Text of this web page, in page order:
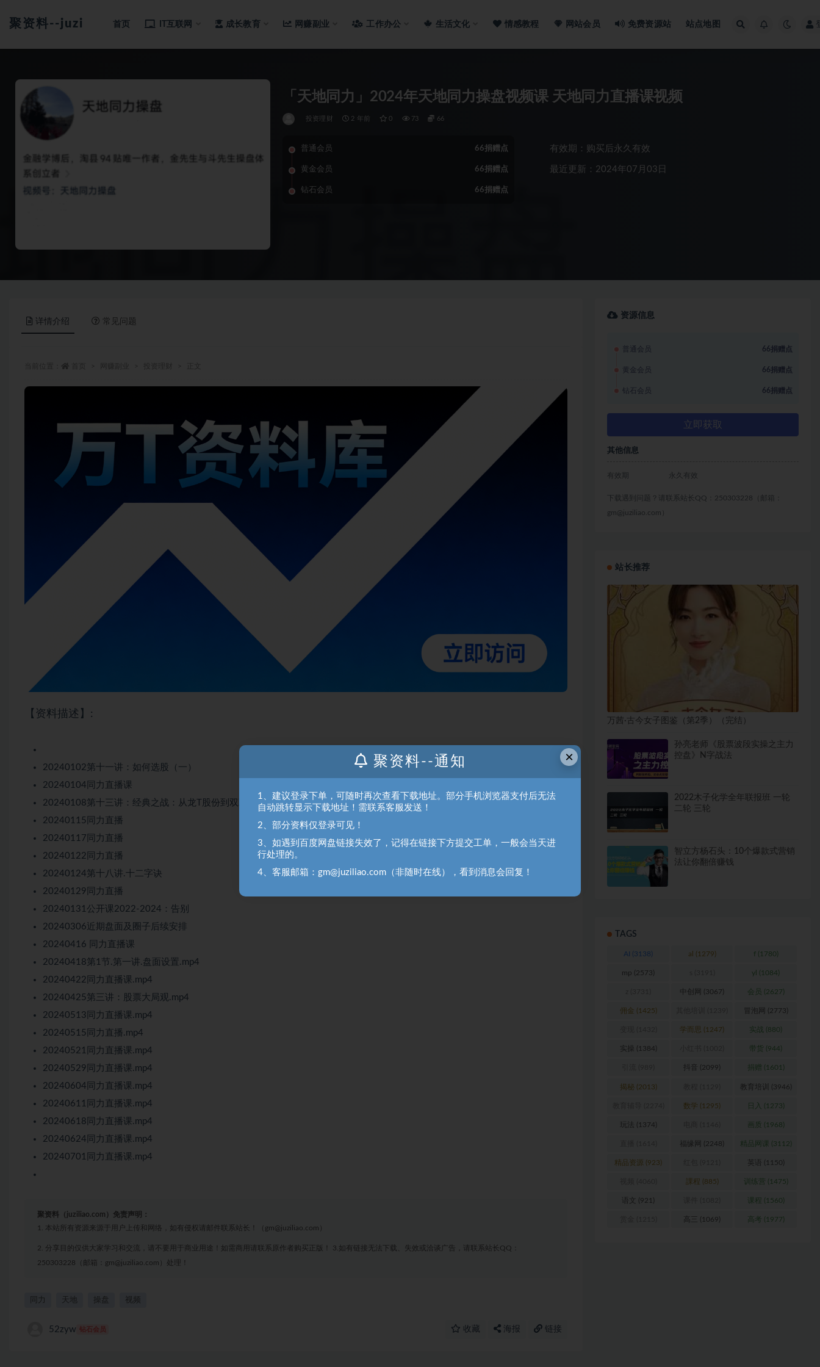
聚资料--juziliao.com--全网资料整合平台
首页 IT互联网 成长教育 网赚副业 工作办公 生活文化 情感教程 网站会员 免费资源站 站点地图
「天地同力」2024年天地同力操盘视频课 天地同力直播课视频
投资理财 2 年前 0 73 66
普通会员 66捐赠点
黄金会员 66捐赠点
钻石会员 66捐赠点
有效期：购买后永久有效
最近更新：2024年07月03日
详情介绍 常见问题
【资料描述】:
20240102第十一讲：如何选股（一）
20240104同力直播课
20240108第十三讲：经典之战：从龙T股份到双X股份
20240115同力直播
20240117同力直播
20240122同力直播
20240124第十八讲.十二字诀
20240129同力直播
20240131公开课2022-2024：告别
20240306近期盘面及圈子后续安排
20240416 同力直播课
20240418第1节.第一讲.盘面设置.mp4
20240422同力直播课.mp4
20240425第三讲：股票大局观.mp4
20240513同力直播课.mp4
20240515同力直播.mp4
20240521同力直播课.mp4
20240529同力直播课.mp4
20240604同力直播课.mp4
20240611同力直播课.mp4
20240618同力直播课.mp4
20240624同力直播课.mp4
20240701同力直播课.mp4
聚资料（juziliao.com）免责声明：
1. 本站所有资源来源于用户上传和网络，如有侵权请邮件联系站长！（gm@juziliao.com）
2. 分享目的仅供大家学习和交流，请不要用于商业用途！如需商用请联系原作者购买正版！ 3.如有链接无法下载、失效或洽谈广告，请联系站长QQ：
250303228（邮箱：gm@juziliao.com）处理！
同力 天地 操盘 视频
52zyw 钻石会员 收藏 海报 链接
资源信息
普通会员 66捐赠点
黄金会员 66捐赠点
钻石会员 66捐赠点
立即获取
其他信息
有效期 永久有效
下载遇到问题？请联系站长QQ：250303228（邮箱：
gm@juziliao.com）
站长推荐
万茜·古今女子图鉴（第2季）（完结）
孙亮老师《股票波段实操之主力
控盘》N字战法
2022木子化学全年联报班 一轮
二轮 三轮
智立方杨石头：10个爆款式营销
法让你翻倍赚钱
TAGS
AI (3138) al (1279) f(1780)
mp (2573) yl (1084)
中创网 (3067) 会员 (2627)
佣金 (1425) 冒泡网 (2773)
学而思 (1247) 实战 (880)
实操 (1384) 带货 (944)
抖音 (2099) (1601)
揭秘(2013) 教育培训 (3946)
数学 (1295) 日入 (1273)
玩法 (1374) 画质 (1968)
福缘网 (2248) 精品网课 (3112)
精品资源 (923) 英语 (1150)
課程 (885) 训练营 (1475)
语文 (921) 课程 (1560)
高三 (1069) 高考 (1977)
×
聚资料--通知
1、建议登录下单，可随时再次查看下载地址。部分手机浏览器支付后无法
自动跳转显示下载地址！需联系客服发送！
2、部分资料仅登录可见！
3、如遇到百度网盘链接失效了，记得在链接下方提交工单，一般会当天进
行处理的。
4、客服邮箱：gm@juziliao.com（非随时在线），看到消息会回复！